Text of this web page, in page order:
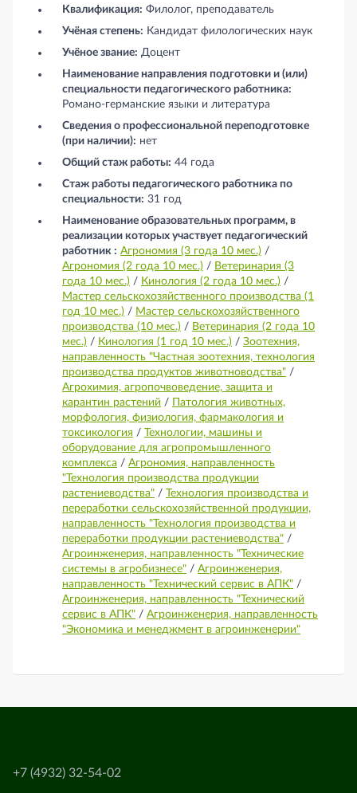
Квалификация: Филолог, преподаватель
Учёная степень: Кандидат филологических наук
Учёное звание: Доцент
Наименование направления подготовки и (или)
специальности педагогического работника:
Романо-германские языки и литература
Сведения о профессиональной переподготовке
(при наличии): нет
Общий стаж работы: 44 года
Стаж работы педагогического работника по
специальности: 31 год
Наименование образовательных программ, в
реализации которых участвует педагогический
работник : Агрономия (3 года 10 мес.) /
Агрономия (2 года 10 мес.) / Ветеринария (3
года 10 мес.) / Кинология (2 года 10 мес.) /
Мастер сельскохозяйственного производства (1
год 10 мес.) / Мастер сельскохозяйственного
производства (10 мес.) / Ветеринария (2 года 10
мес.) / Кинология (1 год 10 мес.) / Зоотехния,
направленность "Частная зоотехния, технология
производства продуктов животноводства" /
Агрохимия, агропочвоведение, защита и
карантин растений / Патология животных,
морфология, физиология, фармакология и
токсикология / Технологии, машины и
оборудование для агропромышленного
комплекса / Агрономия, направленность
"Технология производства продукции
растениеводства" / Технология производства и
переработки сельскохозяйственной продукции,
направленность "Технология производства и
переработки продукции растениеводства" /
Агроинженерия, направленность "Технические
системы в агробизнесе" / Агроинженерия,
направленность "Технический сервис в АПК" /
Агроинженерия, направленность "Технический
сервис в АПК" / Агроинженерия, направленность
"Экономика и менеджмент в агроинженерии"
+7 (4932) 32-54-02